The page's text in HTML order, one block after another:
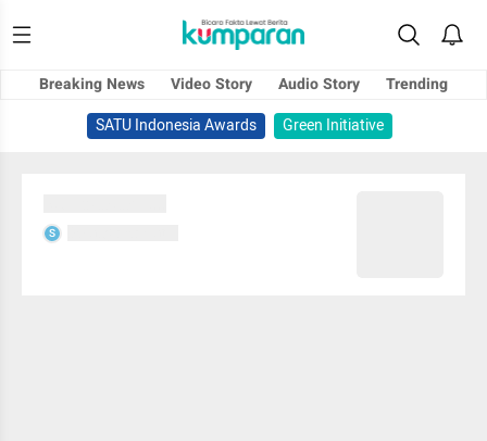
Breaking News Video Story Audio Story
Trending
SATU Indonesia Awards
Green Initiative
S